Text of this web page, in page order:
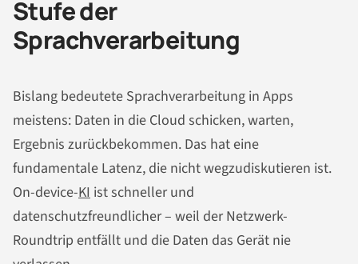
Stufe der
Sprachverarbeitung
Bislang bedeutete Sprachverarbeitung in Apps
meistens: Daten in die Cloud schicken, warten,
Ergebnis zurückbekommen. Das hat eine
fundamentale Latenz, die nicht wegzudiskutieren ist.
On-device-KI ist schneller und
datenschutzfreundlicher – weil der Netzwerk-
Roundtrip entfällt und die Daten das Gerät nie